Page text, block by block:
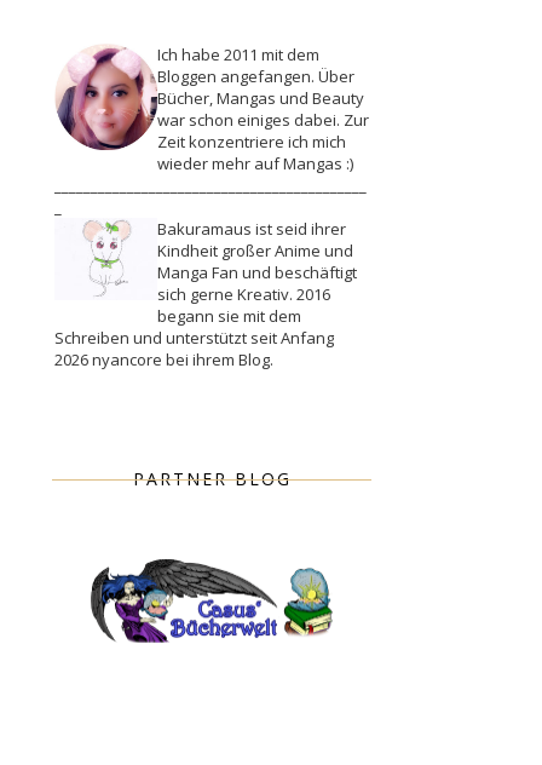
Ich habe 2011 mit dem
Bloggen angefangen. Über
Bücher, Mangas und Beauty
war schon einiges dabei. Zur
Zeit konzentriere ich mich
wieder mehr auf Mangas :)
Bakuramaus ist seid ihrer
Kindheit großer Anime und
Manga Fan und beschäftigt
sich gerne Kreativ. 2016
begann sie mit dem
Schreiben und unterstützt seit Anfang
2026 nyancore bei ihrem Blog.
PARTNER BLOG